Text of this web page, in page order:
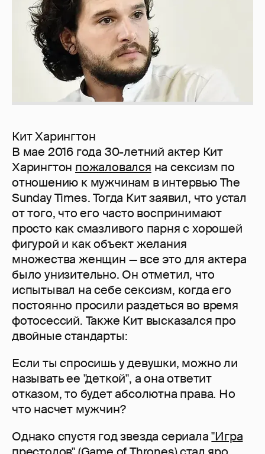
Кит Харингтон
В мае 2016 года 30-летний актер Кит
Харингтон пожаловался на сексизм по
отношению к мужчинам в интервью The
Sunday Times. Тогда Кит заявил, что устал
от того, что его часто воспринимают
просто как смазливого парня с хорошей
фигурой и как объект желания
множества женщин — все это для актера
было унизительно. Он отметил, что
испытывал на себе сексизм, когда его
постоянно просили раздеться во время
фотосессий. Также Кит высказался про
двойные стандарты:
Если ты спросишь у девушки, можно ли
называть ее "деткой", а она ответит
отказом, то будет абсолютна права. Но
что насчет мужчин?
Однако спустя год звезда сериала"Игра